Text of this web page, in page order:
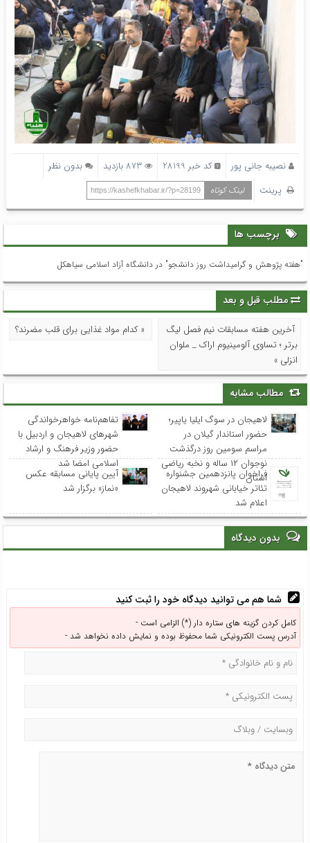
نصیبه جانی پور کد خبر 28199 873 بازدید
بدون نظر
پرینت
لینک کوتاه https://kashefkhabar.ir/?p=28199
برچسب ها
"هفته پژوهش و گرامیداشت روز دانشجو" در دانشگاه آزاد اسلامی سیاهکل
مطلب قبل و بعد
آخرین هفته مسابقات نیم فصل لیگ
برتر ؛ تساوی آلومینیوم اراک _ ملوان
انزلی »
« کدام مواد غذایی برای قلب مضرند؟
مطالب مشابه
لاهیجان در سوگ ایلیا یاپیر؛
حضور استاندار گیلان در
مراسم سومین روز درگذشت
نوجوان ۱۲ ساله و نخبه ریاضی
استان
تفاهم‌نامه خواهرخواندگی
شهرهای لاهیجان و اردبیل با
حضور وزیر فرهنگ و ارشاد
اسلامی امضا شد
فراخوان پانزدهمین جشنواره
تئاتر خیابانی شهروند لاهیجان
اعلام شد
آیین پایانی مسابقه عکس
«نماز» برگزار شد
بدون دیدگاه
شما هم می توانید دیدگاه خود را ثبت کنید
کامل کردن گزینه های ستاره دار (*) الزامی است -
آدرس پست الکترونیکی شما محفوظ بوده و نمایش داده نخواهد شد -